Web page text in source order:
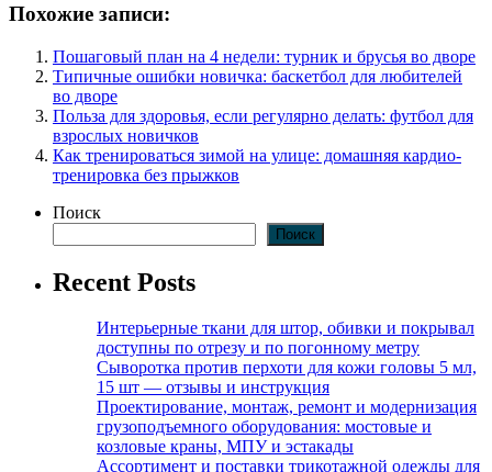
Похожие записи:
Пошаговый план на 4 недели: турник и брусья во дворе
Типичные ошибки новичка: баскетбол для любителей
во дворе
Польза для здоровья, если регулярно делать: футбол для
взрослых новичков
Как тренироваться зимой на улице: домашняя кардио-
тренировка без прыжков
Поиск
Поиск
Recent Posts
Интерьерные ткани для штор, обивки и покрывал
доступны по отрезу и по погонному метру
Сыворотка против перхоти для кожи головы 5 мл,
15 шт — отзывы и инструкция
Проектирование, монтаж, ремонт и модернизация
грузоподъемного оборудования: мостовые и
козловые краны, МПУ и эстакады
Ассортимент и поставки трикотажной одежды для